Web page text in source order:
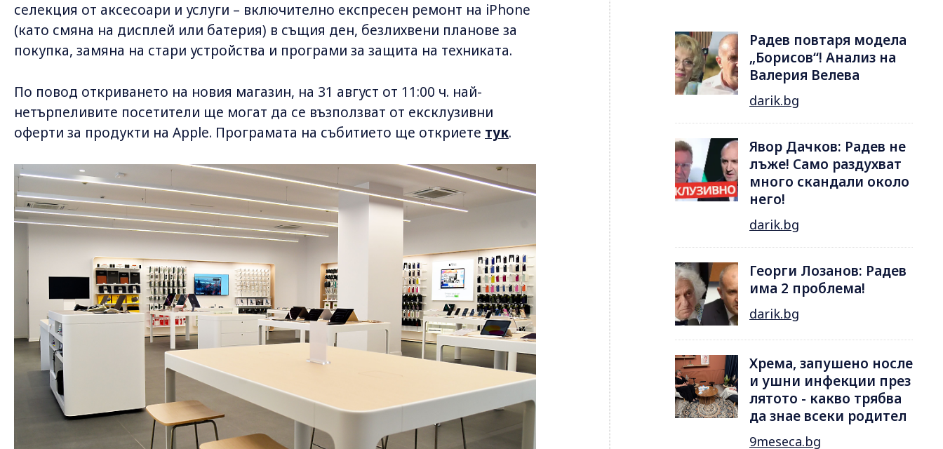
селекция от аксесоари и услуги – включително експресен ремонт на iPhone
(като смяна на дисплей или батерия) в същия ден, безлихвени планове за
покупка, замяна на стари устройства и програми за защита на техниката.
По повод откриването на новия магазин, на 31 август от 11:00 ч. най-
нетърпеливите посетители ще могат да се възползват от ексклузивни
оферти за продукти на Apple. Програмата на събитието ще откриете тук.
Радев повтаря модела
„Борисов“! Анализ на
Валерия Велева
darik.bg
Явор Дачков: Радев не
лъже! Само раздухват
много скандали около
него!
darik.bg
Георги Лозанов: Радев
има 2 проблема!
darik.bg
Хрема, запушено носле
и ушни инфекции през
лятотo - какво трябва
да знае всеки родител
9meseca.bg